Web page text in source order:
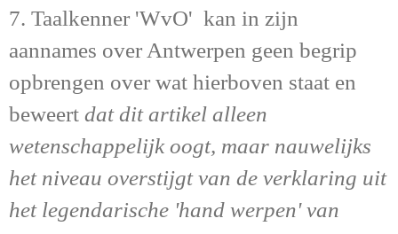
7. Taalkenner 'WvO' kan in zijn
aannames over Antwerpen geen begrip
opbrengen over wat hierboven staat en
beweert dat dit artikel alleen
wetenschappelijk oogt, maar nauwelijks
het niveau overstijgt van de verklaring uit
het legendarische 'hand werpen' van